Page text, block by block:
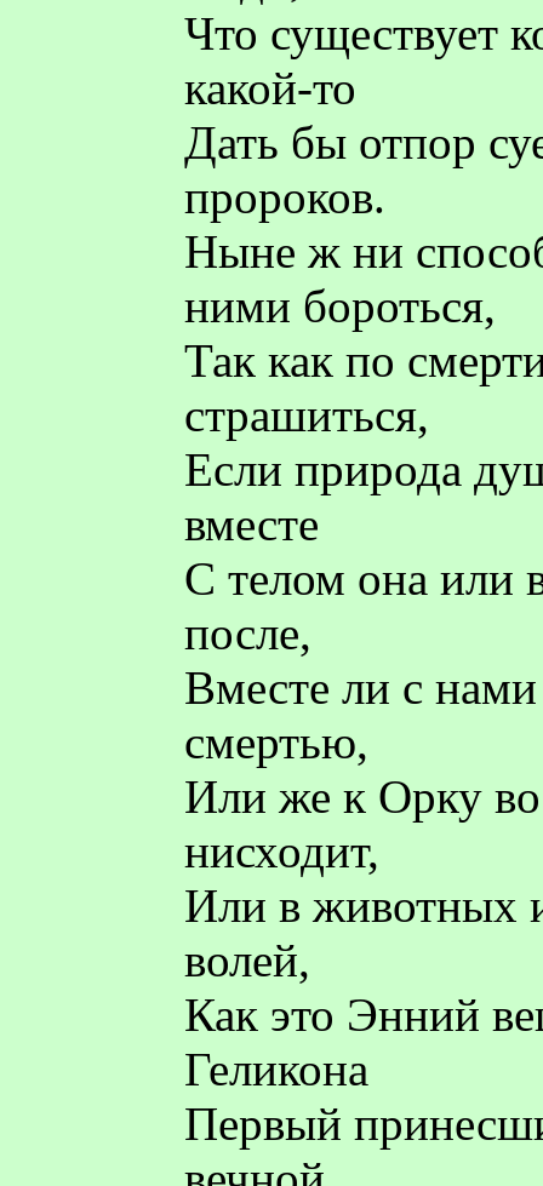
Что существует
какой-то
Дать бы отпор
пророков.
Ныне ж ни
ними бороться,
Так как по
страшиться,
Если природа
вместе
С телом она или
после,
Вместе ли с нами
смертью,
Или же к Орку
нисходит,
Или в животных
волей,
Как это Энний
Геликона
Первый